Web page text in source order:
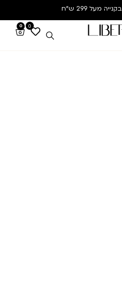
בקנייה מעל 299 ש”ח
0
0